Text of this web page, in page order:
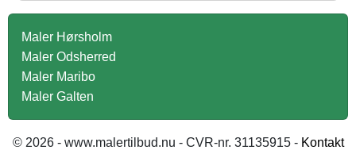
Maler Hørsholm
Maler Odsherred
Maler Maribo
Maler Galten
© 2026 - www.malertilbud.nu - CVR-nr. 31135915 - Kontakt